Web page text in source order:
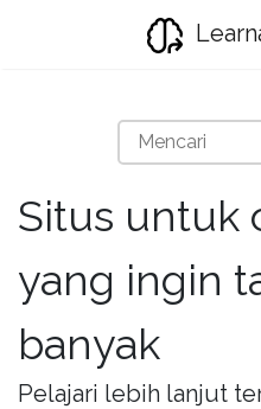
Situs untuk
yang ingin
banyak
Pelajari lebih lanjut